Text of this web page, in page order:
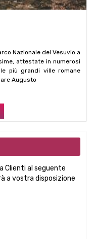
Nazionale del Vesuvio a
attestate in numerosi
più grandi ville romane
Augusto
Clienti al seguente
a vostra disposizione